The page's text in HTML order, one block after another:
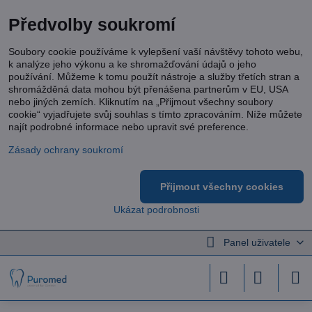
Panel uživatele
Předvolby soukromí
Soubory cookie používáme k vylepšení vaší návštěvy tohoto webu,
k analýze jeho výkonu a ke shromažďování údajů o jeho
používání. Můžeme k tomu použít nástroje a služby třetích stran a
shromážděná data mohou být přenášena partnerům v EU, USA
nebo jiných zemích. Kliknutím na „Přijmout všechny soubory
cookie“ vyjadřujete svůj souhlas s tímto zpracováním. Níže můžete
najít podrobné informace nebo upravit své preference.
Zásady ochrany soukromí
Ukázat podrobnosti
Přijmout všechny cookies